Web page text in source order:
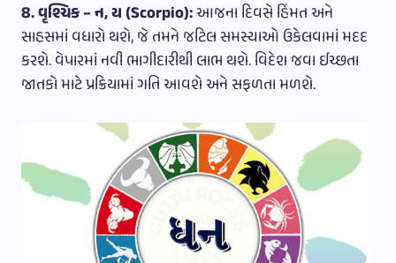
8. વૃશ્ચિક – ન, ય (Scorpio):આજના દિવસે હિંમત અને
સાહસમાં વધારો થશે, જે તમને જટિલ સમસ્યાઓ ઉકેલવામાં મદદ
કરશે. વેપારમાં નવી ભાગીદારીથી લાભ થશે. વિદેશ જવા ઈચ્છતા
જાતકો માટે પ્રક્રિયામાં ગતિ આવશે અને સફળતા મળશે.